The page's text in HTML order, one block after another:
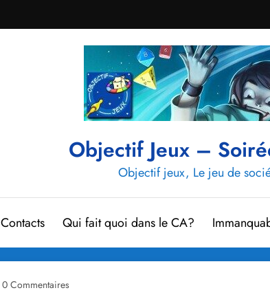
Objectif Jeux –
Objectif jeux, Le jeu de
Contacts Qui fait quoi dans le CA?
0 Commentaires